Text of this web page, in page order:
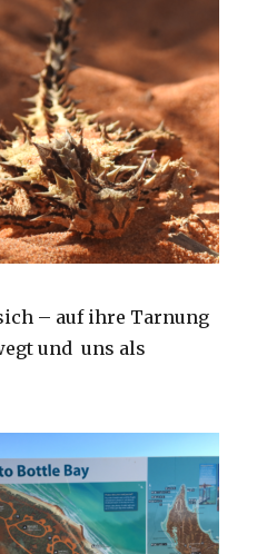
– auf ihre Tarnung
und uns als